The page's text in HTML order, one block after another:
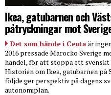
Ikea, gatubarnen och
påtryckningar mot
Det som hände i Ceutaär
2016 pressade Marocko Sverige
handel, för att stoppa ett svenskt
Historien om Ikea, gatubarnen på
följde ger perspektiv på dagens
autonomiplan.